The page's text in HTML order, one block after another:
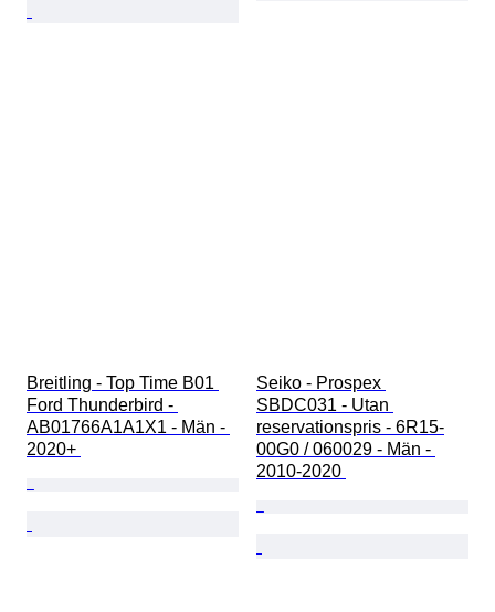
Breitling - Top Time B01
Ford Thunderbird -
AB01766A1A1X1 - Män -
2020+
Seiko - Prospex
SBDC031 - Utan
reservationspris - 6R15-
00G0 / 060029 - Män -
2010-2020